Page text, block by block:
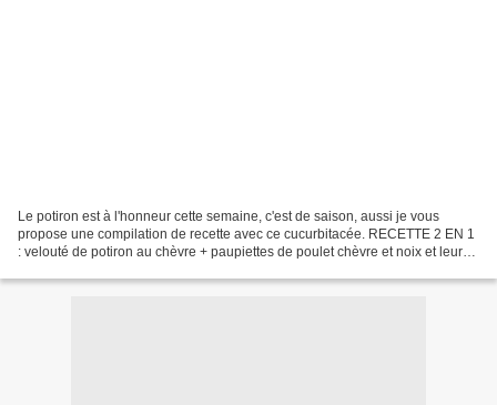
Le potiron est à l'honneur cette semaine, c'est de saison, aussi je vous
propose une compilation de recette avec ce cucurbitacée. RECETTE 2 EN 1
: velouté de potiron au chèvre + paupiettes de poulet chèvre et noix et leurs